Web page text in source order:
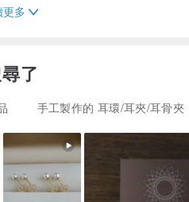
多
了
手工製作的 耳環/耳夾/耳骨夾